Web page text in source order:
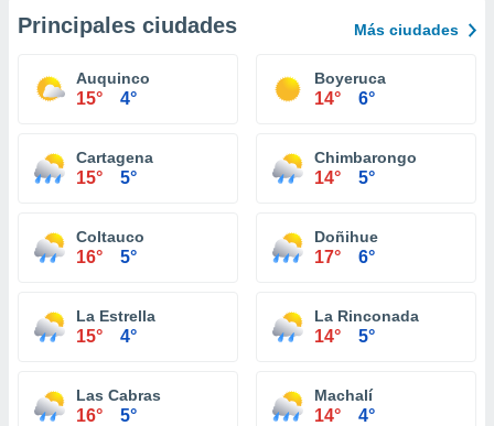
Principales ciudades Más ciudades
Auquinco
15° 4°
Boyeruca
14° 6°
Cartagena
15° 5°
Chimbarongo
14° 5°
Coltauco
16° 5°
Doñihue
17° 6°
La Estrella
15° 4°
La Rinconada
14° 5°
Las Cabras
16° 5°
Machalí
14° 4°